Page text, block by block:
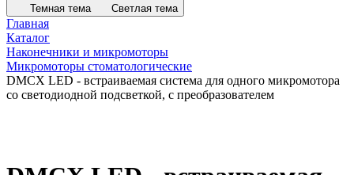
Темная тема Светлая тема
Главная
Каталог
Наконечники и микромоторы
Микромоторы стоматологические
DMCX LED - встраиваемая система для одного микромотора
со светодиодной подсветкой, с преобразователем